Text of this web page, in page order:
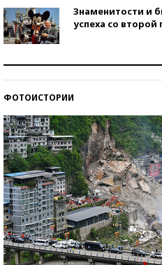
Знаменитости и
успеха со второй
ФОТОИСТОРИИ